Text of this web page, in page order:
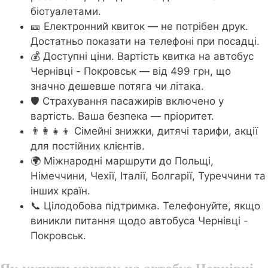
біотуалетами.
🎫 Електронний квиток — не потрібен друк.
Достатньо показати на телефоні при посадці.
💰 Доступні ціни. Вартість квитка на автобус
Чернівці - Покровськ — від 499 грн, що
значно дешевше потяга чи літака.
🛡️ Страхування пасажирів включено у
вартість. Ваша безпека — пріоритет.
👨‍👩‍👧‍👦 Сімейні знижки, дитячі тарифи, акції
для постійних клієнтів.
🌍 Міжнародні маршрути до Польщі,
Німеччини, Чехії, Італії, Болгарії, Туреччини та
інших країн.
📞 Цілодобова підтримка. Телефонуйте, якщо
виникли питання щодо автобуса Чернівці -
Покровськ.